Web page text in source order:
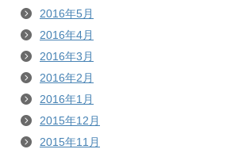
2016年5月
2016年4月
2016年3月
2016年2月
2016年1月
2015年12月
2015年11月